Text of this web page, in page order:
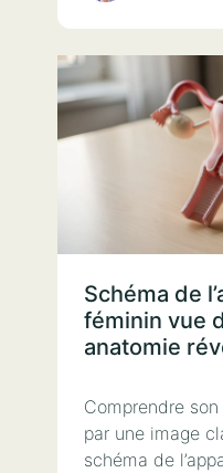
Schéma de
féminin vue
anatomie
Comprendre
par une image
schéma de